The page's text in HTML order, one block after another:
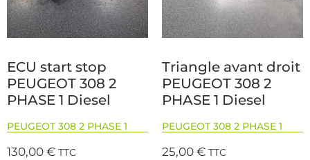
ECU start stop
PEUGEOT 308 2
PHASE 1 Diesel
PEUGEOT 308 2 PHASE 1
130,00€ TTC
Triangle avant droit
PEUGEOT 308 2
PHASE 1 Diesel
PEUGEOT 308 2 PHASE 1
25,00€ TTC